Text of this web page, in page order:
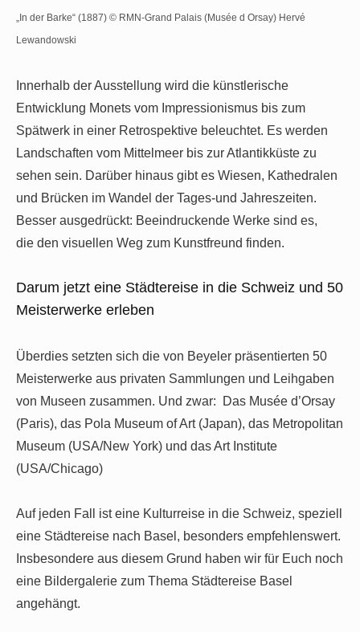
„In der Barke“ (1887) © RMN-Grand Palais (Musée d Orsay) Hervé
Lewandowski
Innerhalb der Ausstellung wird die künstlerische
Entwicklung Monets vom Impressionismus bis zum
Spätwerk in einer Retrospektive beleuchtet. Es werden
Landschaften vom Mittelmeer bis zur Atlantikküste zu
sehen sein. Darüber hinaus gibt es Wiesen, Kathedralen
und Brücken im Wandel der Tages-und Jahreszeiten.
Besser ausgedrückt: Beeindruckende Werke sind es,
die den visuellen Weg zum Kunstfreund finden.
Darum jetzt eine Städtereise in die Schweiz und 50
Meisterwerke erleben
Überdies setzten sich die von Beyeler präsentierten 50
Meisterwerke aus privaten Sammlungen und Leihgaben
von Museen zusammen. Und zwar: Das Musée d’Orsay
(Paris), das Pola Museum of Art (Japan), das Metropolitan
Museum (USA/New York) und das Art Institute
(USA/Chicago)
Auf jeden Fall ist eine Kulturreise in die Schweiz, speziell
eine Städtereise nach Basel, besonders empfehlenswert.
Insbesondere aus diesem Grund haben wir für Euch noch
eine Bildergalerie zum Thema Städtereise Basel
angehängt.